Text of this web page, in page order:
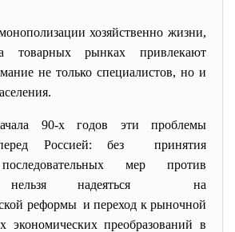
хозяйственно жизни,
товарных рынках привлекают
не только специалистов, но и
90-х годов эти проблемы
Россией: без принятия
мер против
нельзя надеяться на
реформы и переход к рыночной
экономических преобразований в